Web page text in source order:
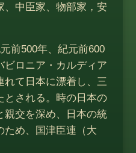
、中臣家、物部家，安
前500年、紀元前600
ビロニア・カルディア
れて日本に漂着し、三
とされる。時の日本の
親交を深め、日本の統
ため、国津臣連（大